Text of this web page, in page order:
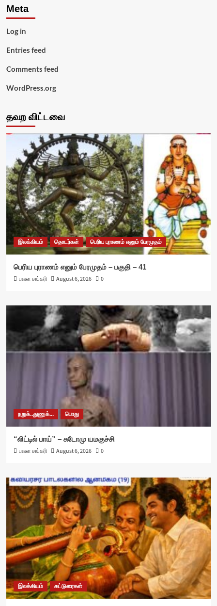
Meta
Log in
Entries feed
Comments feed
WordPress.org
தவற விட்டவை
இலக்கியம் தொடர்கள் பெரிய புராணம் எனும் பேரமுதம்
பெரிய புராணம் எனும் பேரமுதம் – பகுதி – 41
பவள சங்கரி
August 6, 2026 0
நறுக்..துணுக்... பொது
“லிட்டில் பாய்” – சுடோமு யமகுச்சி
பவள சங்கரி
August 6, 2026 0
இலக்கியம் கட்டுரைகள்